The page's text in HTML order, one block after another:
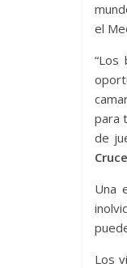
el
“Los
para
de
Una
Los